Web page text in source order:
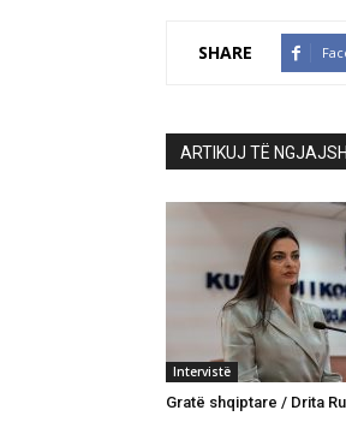
SHARE
ARTIKUJ TË
Intervistë
Gratë shqiptare / Drita